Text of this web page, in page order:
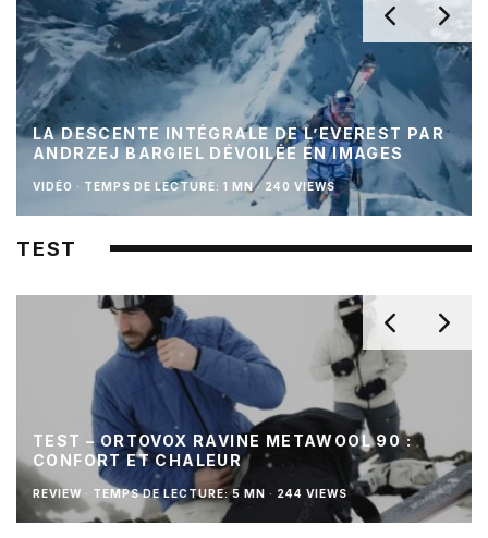
LA DESCENTE INTÉGRALE DE L’EVEREST PAR
ANDRZEJ BARGIEL DÉVOILÉE EN IMAGES
VIDÉO · TEMPS DE LECTURE: 1 MN · 240 VIEWS
TEST
TEST – ORTOVOX RAVINE METAWOOL 90 :
CONFORT ET CHALEUR
REVIEW · TEMPS DE LECTURE: 5 MN · 244 VIEWS